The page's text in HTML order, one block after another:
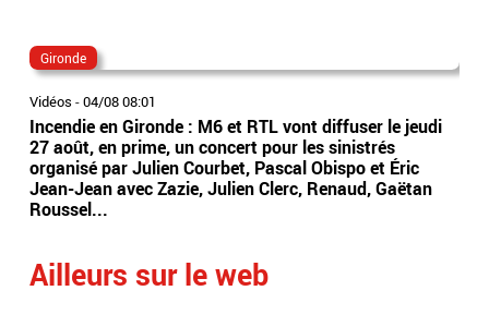
Gironde
Vidéos -04/08 08:01
Incendie en Gironde : M6 et RTL vont diffuser le jeudi
27 août, en prime, un concert pour les sinistrés
organisé par Julien Courbet, Pascal Obispo et Éric
Jean-Jean avec Zazie, Julien Clerc, Renaud, Gaëtan
Roussel...
Ailleurs sur le web